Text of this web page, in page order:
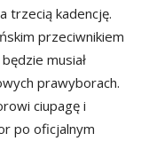
trzecią kadencję.
przeciwnikiem
musiał
prawyborach.
ciupagę i
po oficjalnym